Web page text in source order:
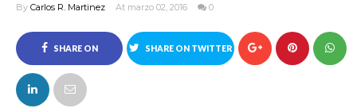
By Carlos R. Martinez At marzo 02, 2016 0
SHARE ON
FACEBOOK
SHARE ON TWITTER